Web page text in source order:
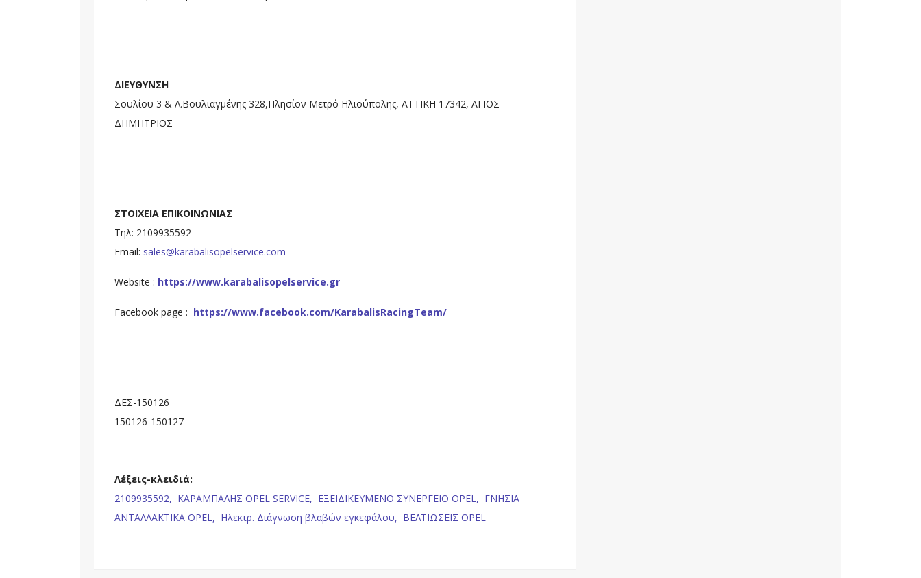
ΔΙΕΥΘΥΝΣΗ
Σουλίου 3 & Λ.Βουλιαγμένης 328,Πλησίον Μετρό Ηλιούπολης, ΑΤΤΙΚΗ 17342, ΑΓΙΟΣ
ΔΗΜΗΤΡΙΟΣ
ΣΤΟΙΧΕΙΑ ΕΠΙΚΟΙΝΩΝΙΑΣ
Τηλ: 2109935592
Email: sales@karabalisopelservice.com
Website : https://www.karabalisopelservice.gr
Facebook page : https://www.facebook.com/KarabalisRacingTeam/
ΔΕΣ-150126
150126-150127
Λέξεις-κλειδιά:
2109935592, ΚΑΡΑΜΠΑΛΗΣ OPEL SERVICE, ΕΞΕΙΔΙΚΕΥΜΕΝΟ ΣΥΝΕΡΓΕΙΟ OPEL, ΓΝΗΣΙΑ
ΑΝΤΑΛΛΑΚΤΙΚΑ OPEL, Ηλεκτρ. Διάγνωση βλαβών εγκεφάλου, ΒΕΛΤΙΩΣΕΙΣ OPEL